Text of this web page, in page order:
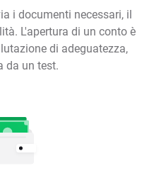
i documenti necessari, il
L'apertura di un conto è
di adeguatezza,
da un test.